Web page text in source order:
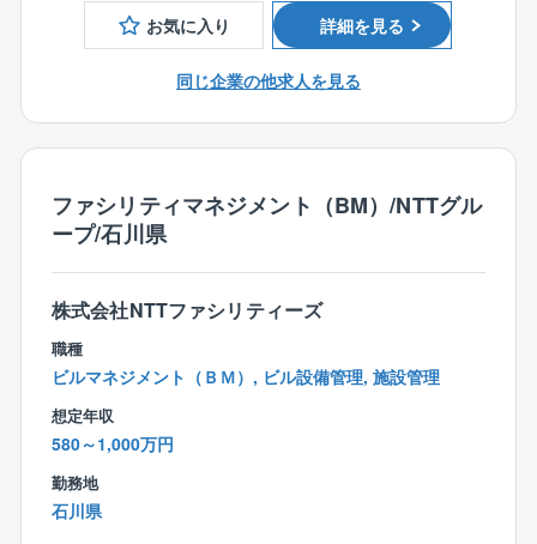
公共・文化施設、オフィスビル、マンション等幅広い
案件をお任せいたします。
大阪・関西万博 バーレーン王国パビリオン／金沢美
術工芸大学 新キャンパス／国立工芸館（石川県立美
術館別館）／金沢城公園の復元整備等
オープンで風通しの良い社風が特徴。意見を出し合
い、現場改善に取り組んでいます。仕事と育児の両立
ます。
お気に入り 詳細を見る
同じ企業の他求人を見る
ファシリティマネジメント（BM）/NTTグル
ープ/石川県
株式会社NTTファシリティーズ
職種
ビルマネジメント（ＢＭ）, ビル設備管理, 施設管理
想定年収
580～1,000万円
勤務地
石川県